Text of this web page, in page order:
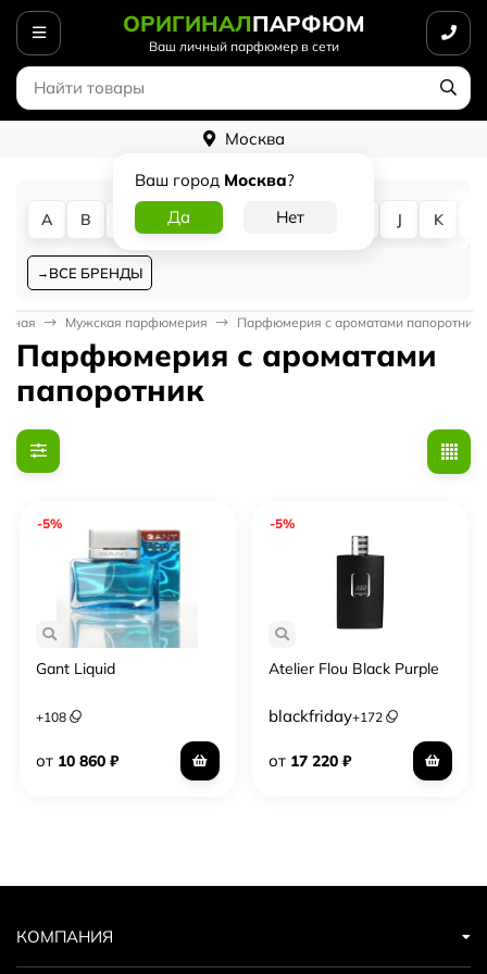
ОРИГИНАЛПАРФЮМ
Ваш личный парфюмер в сети
Москва
Ваш город Москва?
A B D G J K
ВСЕ БРЕНДЫ
Мужская парфюмерия Парфюмерия с ароматами папоротник
Парфюмерия с ароматами
папоротник
-5%
Gant Liquid
+108
от 10 860 ₽
-5%
Atelier Flou Black Purple
blackfriday+172
от 17 220 ₽
КОМПАНИЯ